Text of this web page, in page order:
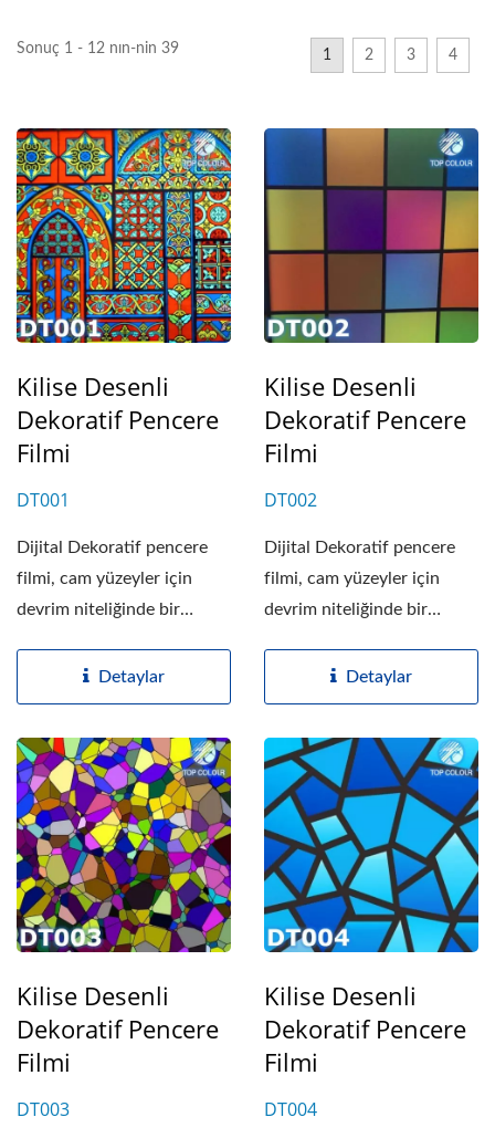
Sonuç 1 - 12 nın-nin 39 1 2 3 4
Kilise Desenli
Dekoratif Pencere
Filmi
DT001
Dijital Dekoratif pencere
filmi, cam yüzeyler için
devrim niteliğinde bir
Detaylar
Kilise Desenli
Dekoratif Pencere
Filmi
DT002
Dijital Dekoratif pencere
filmi, cam yüzeyler için
devrim niteliğinde bir
Detaylar
Kilise Desenli
Dekoratif Pencere
Filmi
DT003
Kilise Desenli
Dekoratif Pencere
Filmi
DT004